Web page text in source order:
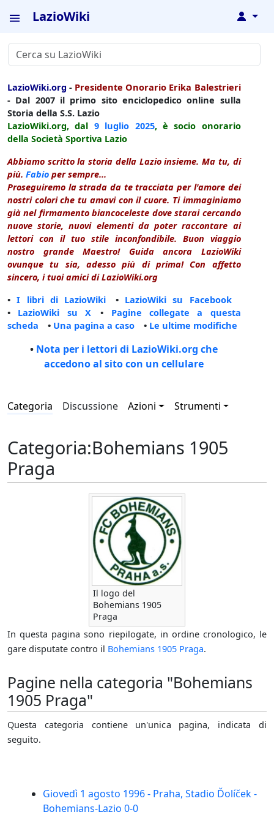
LazioWiki ↓
LazioWiki.org - Presidente Onorario Erika Balestrieri
- Dal 2007 il primo sito enciclopedico online sulla
Storia della S.S. Lazio
LazioWiki.org, dal 9 luglio 2025, è socio onorario
della Società Sportiva Lazio
Abbiamo scritto la storia della Lazio insieme. Ma tu, di
più. Fabio per sempre...
Proseguiremo la strada da te tracciata per l'amore dei
nostri colori che tu amavi con il cuore. Ti immaginiamo
già nel firmamento biancoceleste dove starai cercando
nuove storie, nuovi elementi da poter raccontare ai
lettori con il tuo stile inconfondibile. Buon viaggio
nostro grande Maestro! Guida ancora LazioWiki
ovunque tu sia, adesso più di prima! Con affetto
sincero, i tuoi amici di LazioWiki.org
•I libri di LazioWiki • LazioWiki su Facebook
• LazioWiki su X • Pagine collegate a questa
scheda • Una pagina a caso • Le ultime modifiche
• Nota per i lettori di LazioWiki.org che
accedono al sito con un cellulare
Categoria Discussione Azioni Strumenti
Categoria:Bohemians 1905
Praga
Il logo del
Bohemians 1905
Praga
In questa pagina sono riepilogate, in ordine cronologico, le
gare disputate contro il Bohemians 1905 Praga.
Pagine nella categoria "Bohemians
1905 Praga"
Questa categoria contiene un'unica pagina, indicata di
seguito.
Giovedì 1 agosto 1996 - Praha, Stadio Ďolíček -
Bohemians-Lazio 0-0